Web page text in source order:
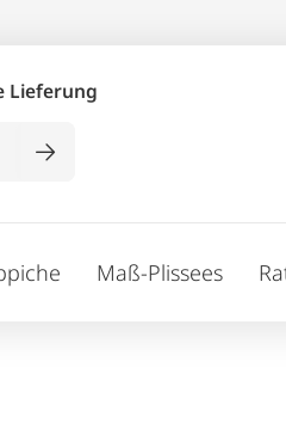
Lieferung
Maß-Plissees